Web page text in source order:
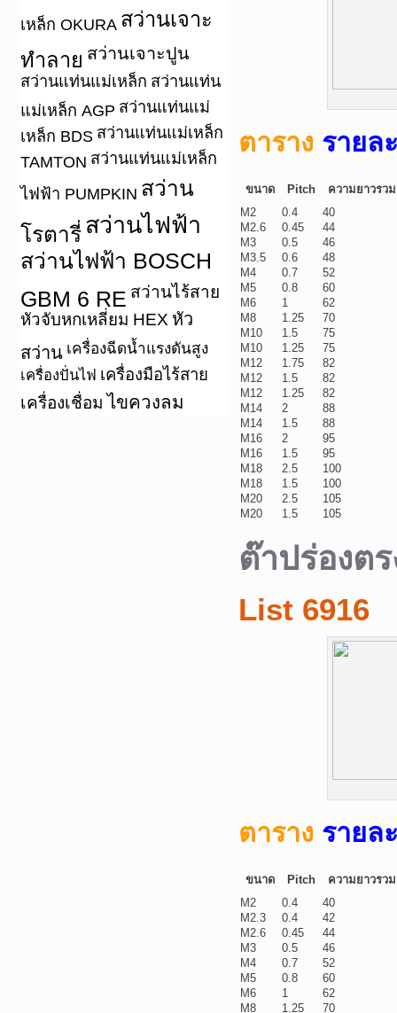
เหล็ก OKURA สว่านเจาะ
ทำลาย สว่านเจาะปูน
สว่านแท่นแม่เหล็ก สว่านแท่น
แม่เหล็ก AGP สว่านแท่นแม่
เหล็ก BDS สว่านแท่นแม่เหล็ก
TAMTON สว่านแท่นแม่เหล็ก
ไฟฟ้า PUMPKIN สว่าน
โรตารี่ สว่านไฟฟ้า
สว่านไฟฟ้า BOSCH
GBM 6 RE สว่านไร้สาย
หัวจับหกเหลี่ยม HEX หัว
สว่าน เครื่องฉีดน้ำแรงดันสูง
เครื่องปั่นไฟ เครื่องมือไร้สาย
เครื่องเชื่อม ไขควงลม
ตาราง รายล
ขนาด Pitch
ความยาวรวม
M2
0.4
40
M2.6
0.45
44
M3
0.5
46
M3.5
0.6
48
M4
0.7
52
M5
0.8
60
M6
1
62
M8
1.25
70
M10
1.5
75
M10
1.25
75
M12
1.75
82
M12
1.5
82
M12
1.25
82
M14
2
88
M14
1.5
88
M16
2
95
M16
1.5
95
M18
2.5
100
M18
1.5
100
M20
2.5
105
M20
1.5 105
ต๊าปร่องต
List 6916
ตาราง รายล
ขนาด Pitch
ความยาวรวม
M2
0.4
40
M2.3
0.4
42
M2.6
0.45
44
M3
0.5
46
M4
0.7
52
M5
0.8
60
M6
1
62
M8
1.25 70